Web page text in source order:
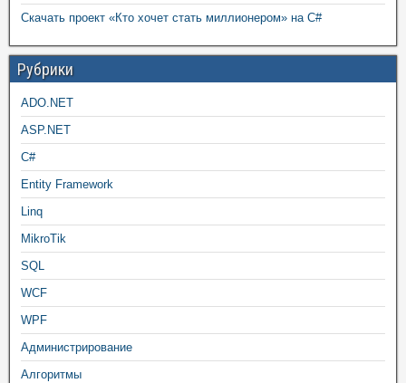
Скачать проект «Кто хочет стать миллионером» на C#
Рубрики
ADO.NET
ASP.NET
C#
Entity Framework
Linq
MikroTik
SQL
WCF
WPF
Администрирование
Алгоритмы